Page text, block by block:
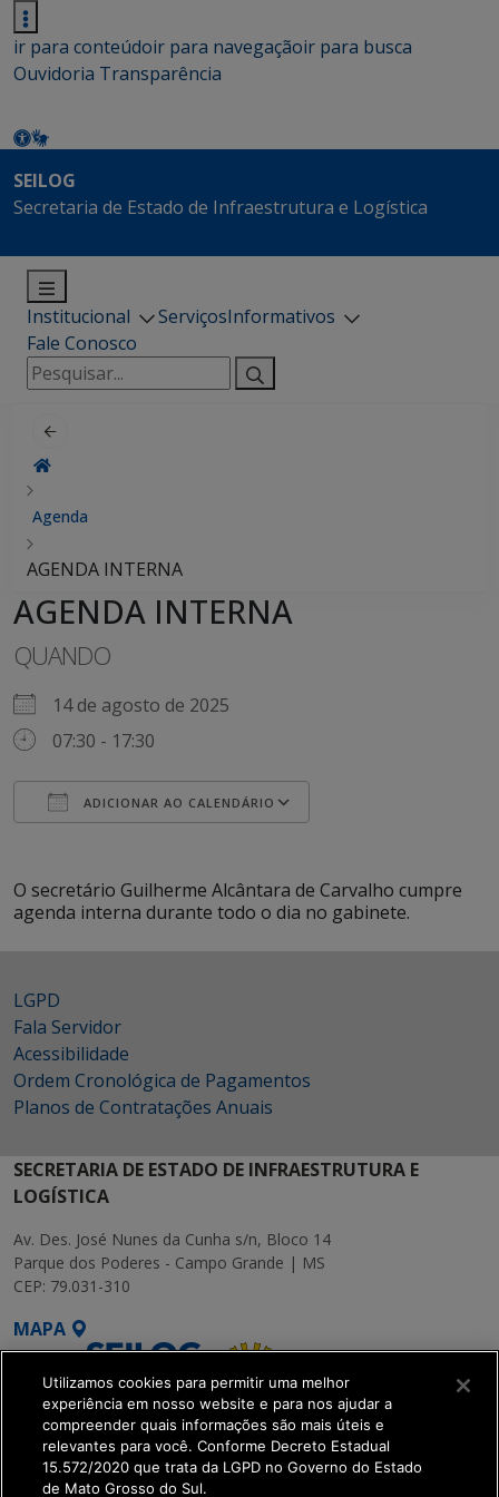
ir para conteúdoir para navegaçãoir para busca
Ouvidoria Transparência
SEILOG
Secretaria de Estado de Infraestrutura e Logística
Institucional ServiçosInformativos
Fale Conosco
Pesquisar
por:
Agenda
AGENDA INTERNA
AGENDA INTERNA
QUANDO
14 de agosto de 2025
07:30 - 17:30
ADICIONAR AO CALENDÁRIO
O secretário Guilherme Alcântara de Carvalho cumpre
agenda interna durante todo o dia no gabinete.
LGPD
Fala Servidor
Acessibilidade
Ordem Cronológica de Pagamentos
Planos de Contratações Anuais
SECRETARIA DE ESTADO DE INFRAESTRUTURA E
LOGÍSTICA
Av. Des. José Nunes da Cunha s/n, Bloco 14
Parque dos Poderes - Campo Grande | MS
CEP: 79.031-310
MAPA
SETDIG | Secretaria-
Utilizamos cookies para permitir uma melhor
experiência em nosso website e para nos ajudar a
compreender quais informações são mais úteis e
relevantes para você. Conforme Decreto Estadual
15.572/2020 que trata da LGPD no Governo do Estado
de Mato Grosso do Sul.